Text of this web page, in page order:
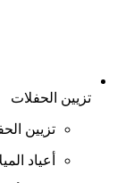
تزيين الحفلات
تزيين
أعياد